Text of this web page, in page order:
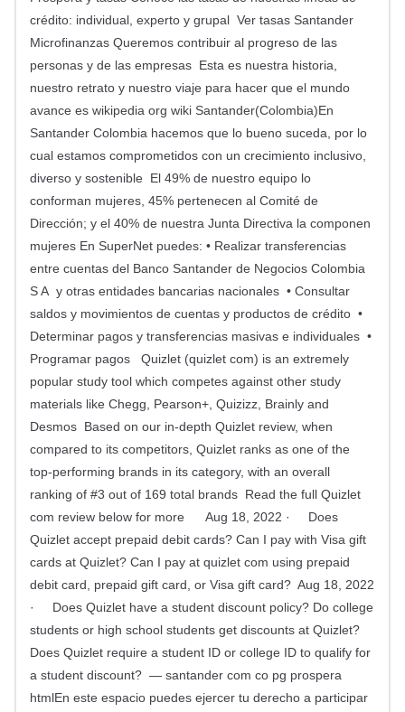
crédito: individual, experto y grupal Ver tasas Santander
Microfinanzas Queremos contribuir al progreso de las
personas y de las empresas Esta es nuestra historia,
nuestro retrato y nuestro viaje para hacer que el mundo
avance es wikipedia org wiki Santander(Colombia)En
Santander Colombia hacemos que lo bueno suceda, por lo
cual estamos comprometidos con un crecimiento inclusivo,
diverso y sostenible El 49% de nuestro equipo lo
conforman mujeres, 45% pertenecen al Comité de
Dirección; y el 40% de nuestra Junta Directiva la componen
mujeres En SuperNet puedes: • Realizar transferencias
entre cuentas del Banco Santander de Negocios Colombia
S A y otras entidades bancarias nacionales • Consultar
saldos y movimientos de cuentas y productos de crédito •
Determinar pagos y transferencias masivas e individuales •
Programar pagos Quizlet (quizlet com) is an extremely
popular study tool which competes against other study
materials like Chegg, Pearson+, Quizizz, Brainly and
Desmos Based on our in-depth Quizlet review, when
compared to its competitors, Quizlet ranks as one of the
top-performing brands in its category, with an overall
ranking of #3 out of 169 total brands Read the full Quizlet
com review below for more Aug 18, 2022 · Does
Quizlet accept prepaid debit cards? Can I pay with Visa gift
cards at Quizlet? Can I pay at quizlet com using prepaid
debit card, prepaid gift card, or Visa gift card? Aug 18, 2022
· Does Quizlet have a student discount policy? Do college
students or high school students get discounts at Quizlet?
Does Quizlet require a student ID or college ID to qualify for
a student discount? — santander com co pg prospera
htmlEn este espacio puedes ejercer tu derecho a participar